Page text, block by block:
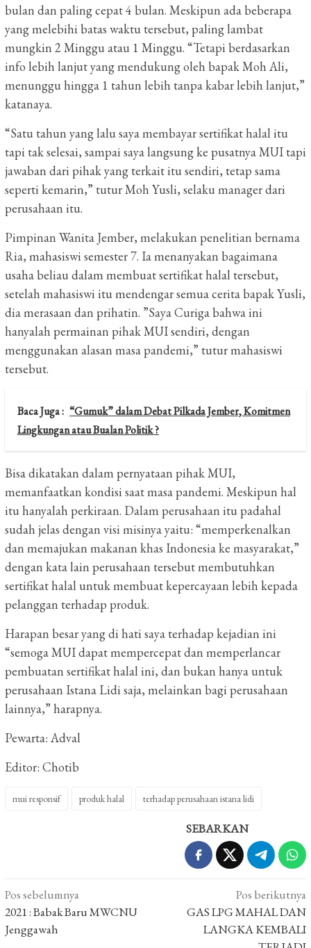
bulan dan paling cepat 4 bulan. Meskipun ada beberapa
yang melebihi batas waktu tersebut, paling lambat
mungkin 2 Minggu atau 1 Minggu. “Tetapi berdasarkan
info lebih lanjut yang mendukung oleh bapak Moh Ali,
menunggu hingga 1 tahun lebih tanpa kabar lebih lanjut,”
katanaya.
“Satu tahun yang lalu saya membayar sertifikat halal itu
tapi tak selesai, sampai saya langsung ke pusatnya MUI tapi
jawaban dari pihak yang terkait itu sendiri, tetap sama
seperti kemarin,” tutur Moh Yusli, selaku manager dari
perusahaan itu.
Pimpinan Wanita Jember, melakukan penelitian bernama
Ria, mahasiswi semester 7. Ia menanyakan bagaimana
usaha beliau dalam membuat sertifikat halal tersebut,
setelah mahasiswi itu mendengar semua cerita bapak Yusli,
dia merasaan dan prihatin. ”Saya Curiga bahwa ini
hanyalah permainan pihak MUI sendiri, dengan
menggunakan alasan masa pandemi,” tutur mahasiswi
tersebut.
Baca Juga : “Gumuk” dalam Debat Pilkada Jember, Komitmen
Lingkungan atau Bualan Politik ?
Bisa dikatakan dalam pernyataan pihak MUI,
memanfaatkan kondisi saat masa pandemi. Meskipun hal
itu hanyalah perkiraan. Dalam perusahaan itu padahal
sudah jelas dengan visi misinya yaitu: “memperkenalkan
dan memajukan makanan khas Indonesia ke masyarakat,”
dengan kata lain perusahaan tersebut membutuhkan
sertifikat halal untuk membuat kepercayaan lebih kepada
pelanggan terhadap produk.
Harapan besar yang di hati saya terhadap kejadian ini
“semoga MUI dapat mempercepat dan memperlancar
pembuatan sertifikat halal ini, dan bukan hanya untuk
perusahaan Istana Lidi saja, melainkan bagi perusahaan
lainnya,” harapnya.
Pewarta: Adval
Editor: Chotib
mui responsif produk halal terhadap perusahaan istana lidi
SEBARKAN
Navigasi
pos
Pos sebelumnya
2021 : Babak Baru MWCNU
Jenggawah
Pos berikutnya
GAS LPG MAHAL DAN
LANGKA KEMBALI